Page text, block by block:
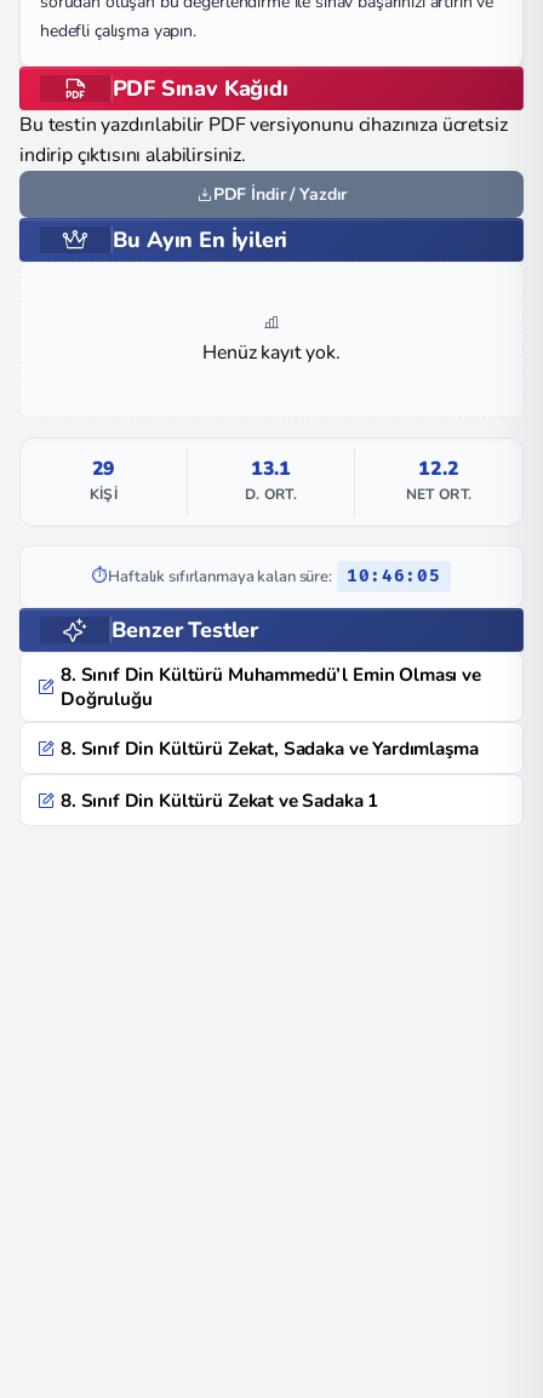
hedefli çalışma yapın.
PDF Sınav Kağıdı
Bu testin yazdırılabilir PDF versiyonunu cihazınıza ücretsiz
indirip çıktısını alabilirsiniz.
PDF İndir / Yazdır
Bu Ayın En İyileri
Henüz kayıt yok.
29
KIŞI
13.1
D. ORT.
12.2
NET ORT.
⏱️Haftalık sıfırlanmaya kalan süre: 10:46:04
Benzer Testler
8. Sınıf Din Kültürü Muhammedü’l Emin Olması ve
Doğruluğu
8. Sınıf Din Kültürü Zekat, Sadaka ve Yardımlaşma
8. Sınıf Din Kültürü Zekat ve Sadaka 1